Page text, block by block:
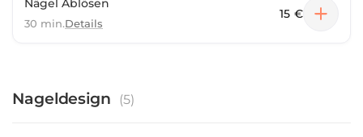
Nägel Ablösen
30 min.Details
15 €
Nageldesign (5)